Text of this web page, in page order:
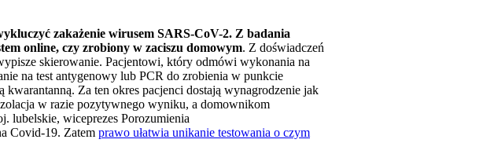
zakażenie wirusem SARS-CoV-2. Z badania
online, czy zrobiony w zaciszu domowym. Z doświadczeń
skierowanie. Pacjentowi, który odmówi wykonania na
na test antygenowy lub PCR do zrobienia w punkcie
Za ten okres pacjenci dostają wynagrodzenie jak
w razie pozytywnego wyniku, a domownikom
lubelskie, wiceprezes Porozumienia
Covid-19. Zatem prawo ułatwia unikanie testowania o czym